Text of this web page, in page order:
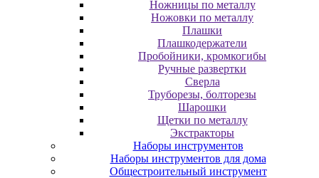
Ножницы по металлу
Ножовки по металлу
Плашки
Плашкодержатели
Пробойники, кромкогибы
Ручные развертки
Сверла
Труборезы, болторезы
Шарошки
Щетки по металлу
Экcтpaктopы
Наборы инструментов
Наборы инструментов для дома
Общестроительный инструмент